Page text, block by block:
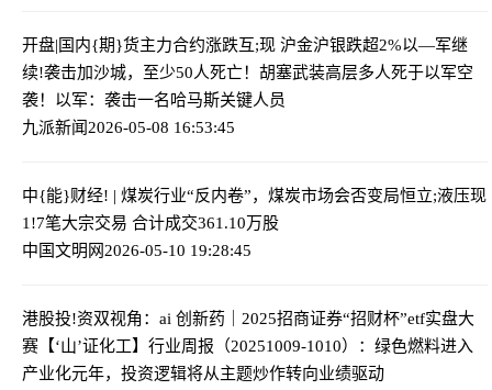
开盘|国内{期}货主力合约涨跌互;现 沪金沪银跌超2%以—军继
续!袭击加沙城，至少50人死亡！胡塞武装高层多人死于以军空
袭！以军：袭击一名哈马斯关键人员
九派新闻2026-05-08 16:53:45
中{能}财经! | 煤炭行业“反内卷”，煤炭市场会否变局恒立;液压现
1!7笔大宗交易 合计成交361.10万股
中国文明网2026-05-10 19:28:45
港股投!资双视角：ai 创新药｜2025招商证券“招财杯”etf实盘大
赛 【‘山’证化工】行业周报（20251009-1010）：绿色燃料进入
产业化元年，投资逻辑将从主题炒作转向业绩驱动